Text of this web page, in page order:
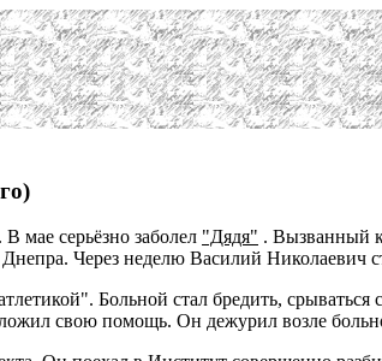
мае серьёзно заболел "Дядя" . Вызванный
Через неделю Василий Николаевич
Больной стал бредить,
свою помощь. Он дежурил возле